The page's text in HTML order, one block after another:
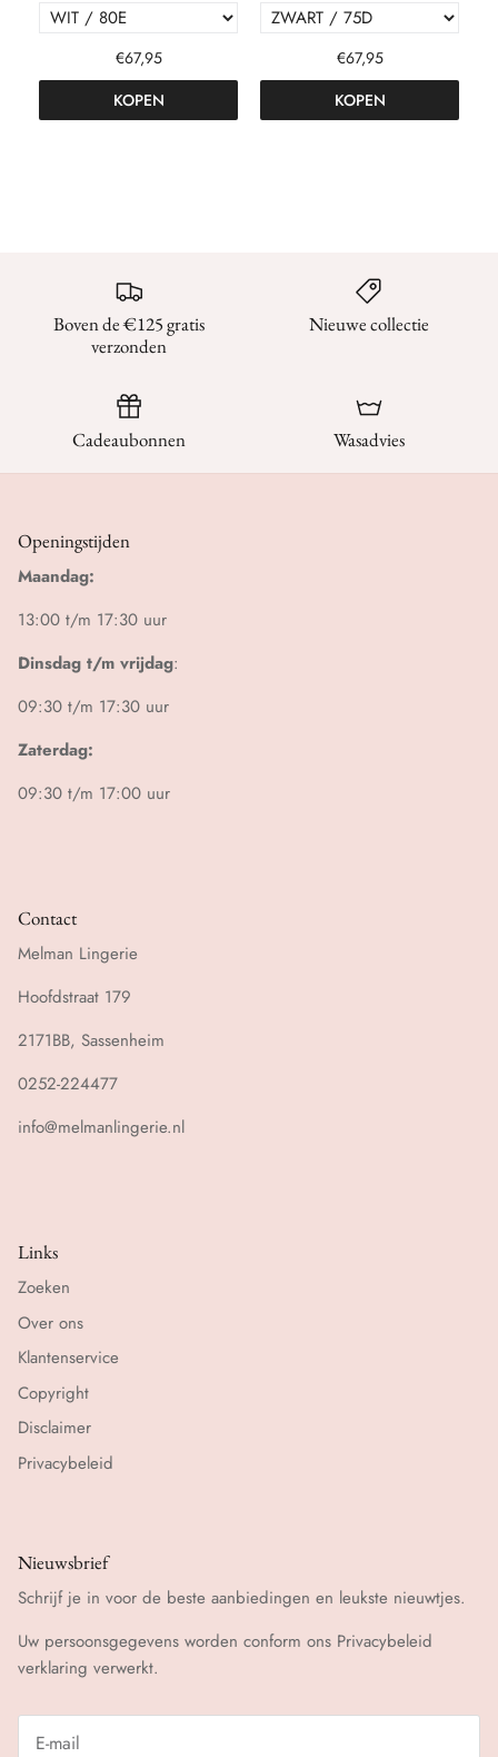
€67,95
KOPEN
€67,95
KOPEN
Boven de €125 gratis
verzonden
Nieuwe collectie
Cadeaubonnen Wasadvies
Openingstijden
Maandag:
13:00 t/m 17:30 uur
Dinsdag t/m vrijdag:
09:30 t/m 17:30 uur
Zaterdag:
09:30 t/m 17:00 uur
Contact
Melman Lingerie
Hoofdstraat 179
2171BB, Sassenheim
0252-224477
info@melmanlingerie.nl
Links
Zoeken
Over ons
Klantenservice
Copyright
Disclaimer
Privacybeleid
Nieuwsbrief
Schrijf je in voor de beste aanbiedingen en leukste nieuwtjes.
Uw persoonsgegevens worden conform ons Privacybeleid
verklaring verwerkt.